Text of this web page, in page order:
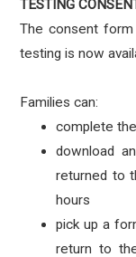
TESTING
The consent
testing is now
Families can:
complete
download
returned to
hours
pick up a
return to